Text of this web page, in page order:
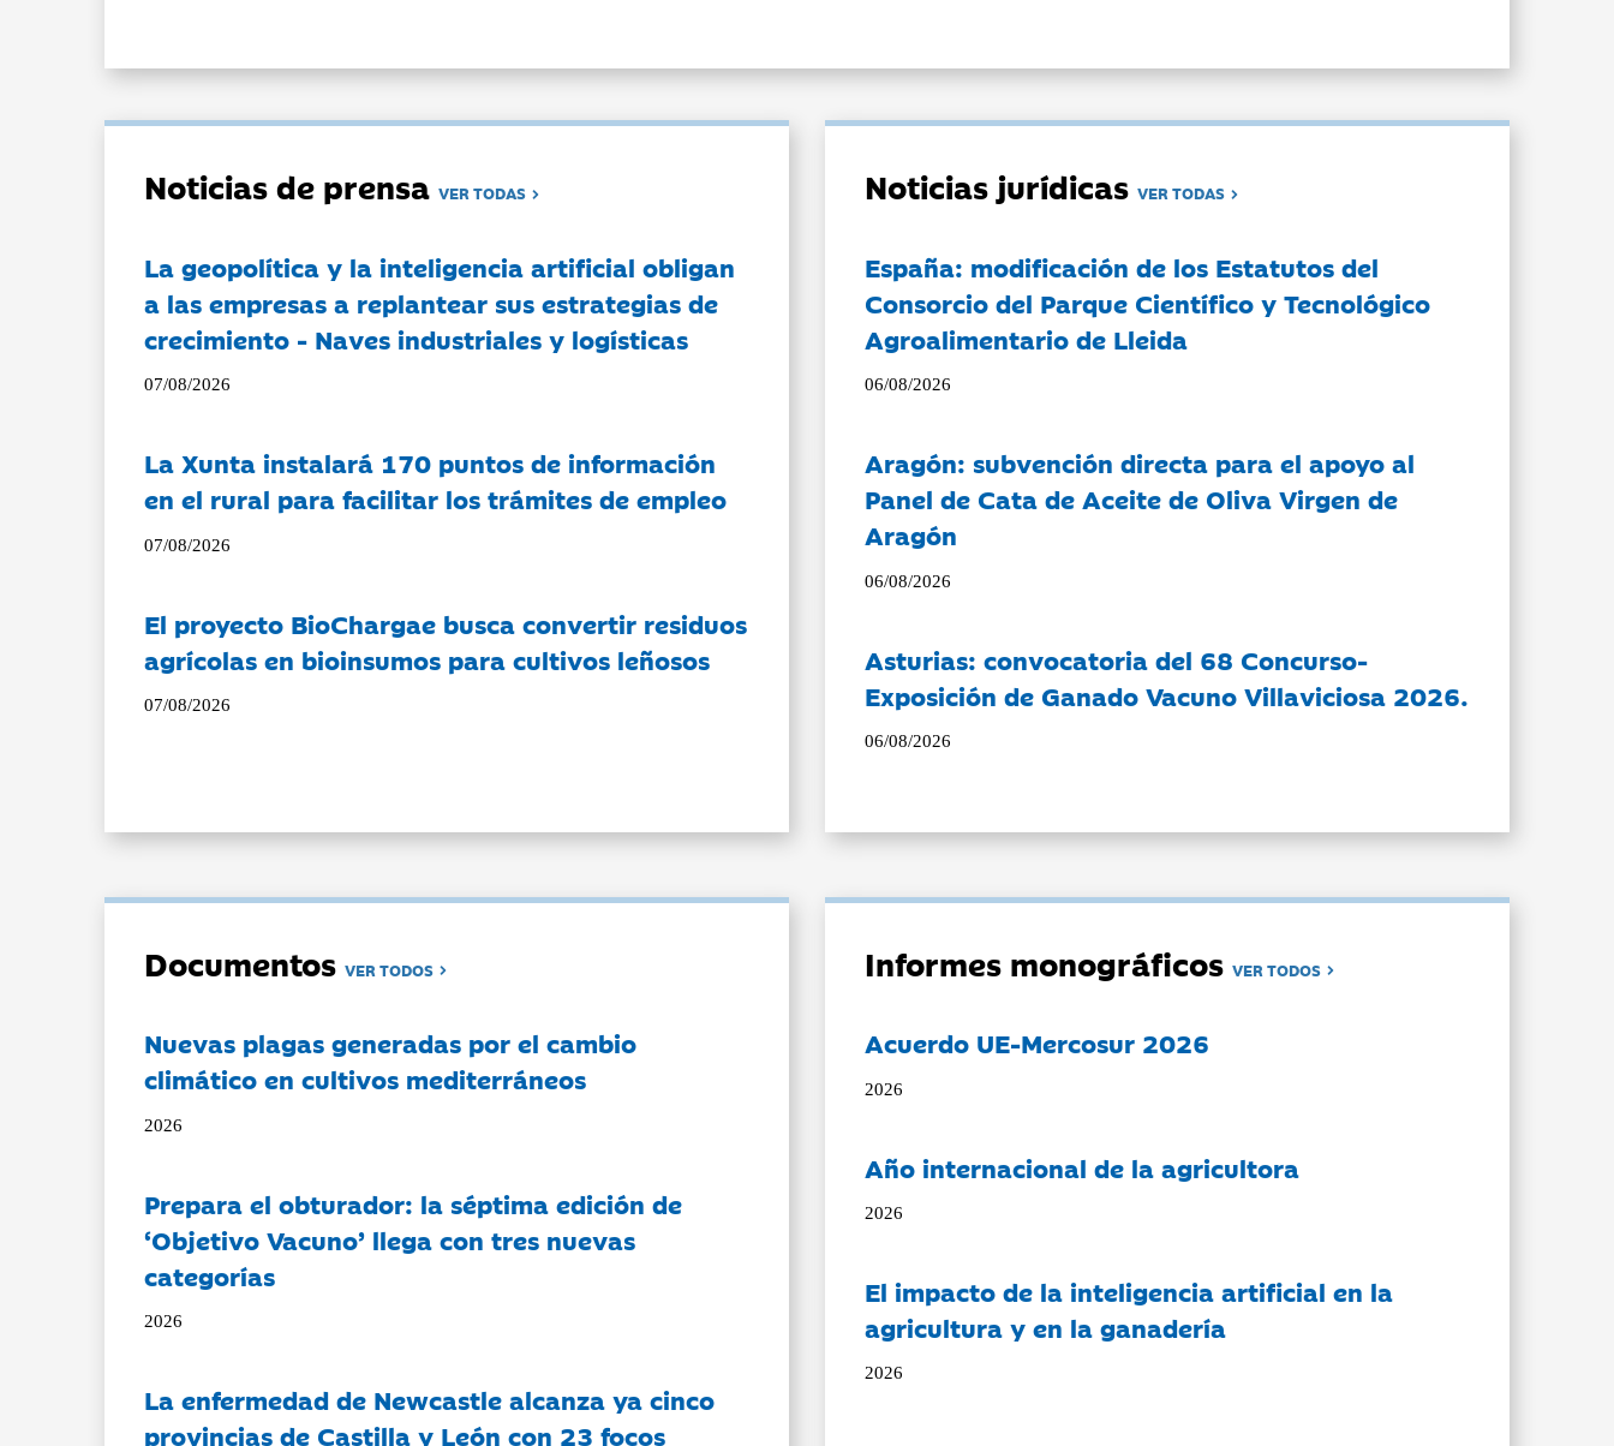
Noticias de prensaVER TODAS
La geopolítica y la inteligencia artificial obligan
a las empresas a replantear sus estrategias de
crecimiento - Naves industriales y logísticas
07/08/2026
La Xunta instalará 170 puntos de información
en el rural para facilitar los trámites de empleo
07/08/2026
El proyecto BioChargae busca convertir residuos
agrícolas en bioinsumos para cultivos leñosos
07/08/2026
Noticias jurídicasVER TODAS
España: modificación de los Estatutos del
Consorcio del Parque Científico y Tecnológico
Agroalimentario de Lleida
06/08/2026
Aragón: subvención directa para el apoyo al
Panel de Cata de Aceite de Oliva Virgen de
Aragón
06/08/2026
Asturias: convocatoria del 68 Concurso-
Exposición de Ganado Vacuno Villaviciosa 2026.
06/08/2026
DocumentosVER TODOS
Nuevas plagas generadas por el cambio
climático en cultivos mediterráneos
2026
Prepara el obturador: la séptima edición de
‘Objetivo Vacuno’ llega con tres nuevas
categorías
2026
La enfermedad de Newcastle alcanza ya cinco
provincias de Castilla y León con 23 focos
Informes monográficosVER TODOS
Acuerdo UE-Mercosur 2026
2026
Año internacional de la agricultora
2026
El impacto de la inteligencia artificial en la
agricultura y en la ganadería
2026